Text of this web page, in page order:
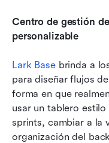
Centro de gestión
personalizable
Lark Base brinda a
para diseñar flujos
forma en que
usar un tablero
sprints, cambiar a la
organización del